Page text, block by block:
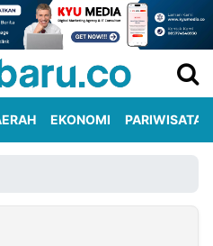
EKONOMI PARIWISATA